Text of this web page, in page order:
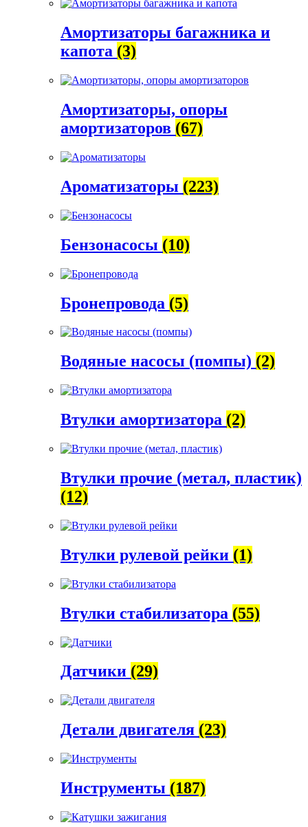
Амортизаторы багажника и
капота (3)
Амортизаторы, опоры
амортизаторов (67)
Ароматизаторы (223)
Бензонасосы (10)
Бронепровода (5)
Водяные насосы (помпы) (2)
Втулки амортизатора (2)
Втулки прочие (метал, пластик)
(12)
Втулки рулевой рейки (1)
Втулки стабилизатора (55)
Датчики (29)
Детали двигателя (23)
Инструменты (187)